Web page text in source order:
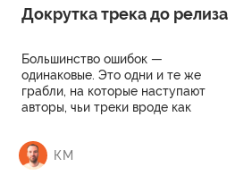
Докрутка трека до релиза
Большинство ошибок —
одинаковые. Это одни и те же
грабли, на которые наступают
авторы, чьи треки вроде как
дотягивают. Тренинг научит не
допускать или исправлять такие
ошибки, чтобы уметь делать
КМ